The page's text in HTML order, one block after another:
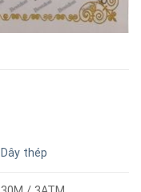
Dây thép